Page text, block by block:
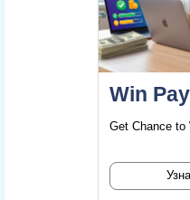
Win
Get Chance to